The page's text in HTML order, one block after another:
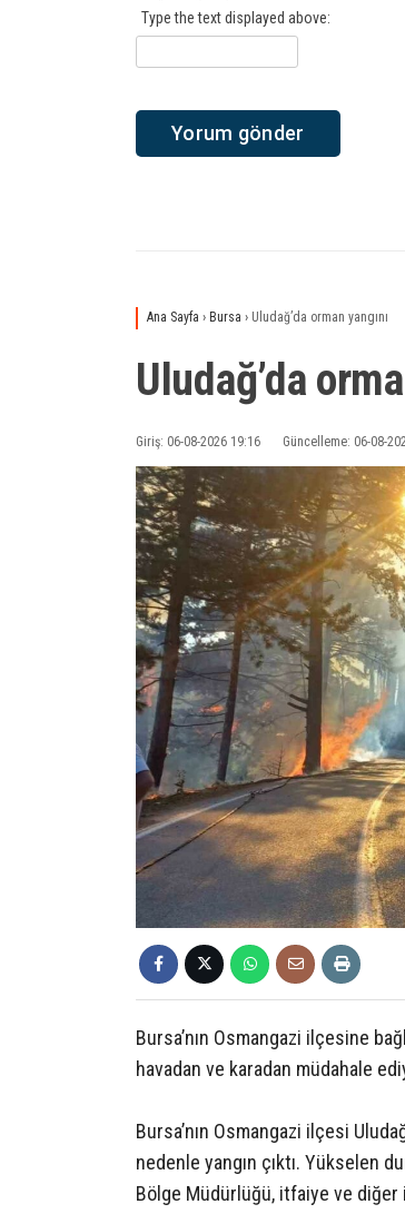
Type the text displayed above:
Ana Sayfa › Bursa › Uludağ’da orman yangını
Uludağ’da
Giriş: 06-08-2026 19:16 Güncelleme: 06-08-
Bursa’nın Osmangazi ilçesine
havadan ve karadan müdahale
Bursa’nın Osmangazi ilçesi
nedenle yangın çıktı. Yükselen
Bölge Müdürlüğü, itfaiye ve